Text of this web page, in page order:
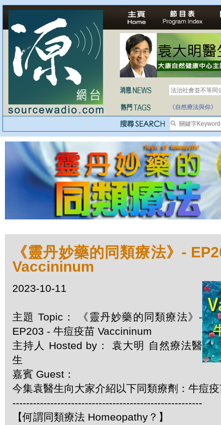
法治社會並不等同
自家教育合法化-
《自然療法與你》
《靈丹妙藥的同類療法》-
Vaccininum
2023-10-11
主題 Topic： 《靈丹妙藥的同類療法》-
EP203 - 牛痘疫苗 Vaccininum
主持人 Hosted by： 袁大明 自然療法醫
生
嘉賓 Guest：
今集袁醫生向大家介紹以下同類療劑：牛痘
-------------------------------------------------------
【何謂同類療法 Homeopathy？】